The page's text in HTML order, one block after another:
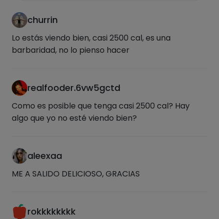
churrin
Lo estás viendo bien, casi 2500 cal, es una
barbaridad, no lo pienso hacer
realfooder.6vw5gctd
Como es posible que tenga casi 2500 cal? Hay
algo que yo no esté viendo bien?
aleexaa
ME A SALIDO DELICIOSO, GRACIAS
rokkkkkkkk